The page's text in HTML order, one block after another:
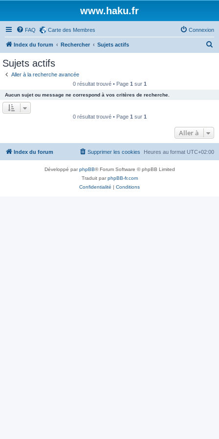
www.haku.fr
FAQ Carte des Membres Connexion
Index du forum Rechercher Sujets actifs
e
r
Sujets actifs
Aller à la recherche avancée
0 résultat trouvé • Page 1 sur 1
Aucun sujet ou message ne correspond à vos critères de recherche.
0 résultat trouvé • Page 1 sur 1
Aller à
Index du forum Heures au format UTC+02:00
Supprimer les cookies
Développé parphpBB® Forum Software © phpBB Limited
Traduit parphpBB-fr.com
Confidentialité | Conditions